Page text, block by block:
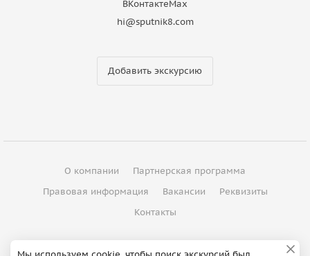
ВКонтактеMax
hi@sputnik8.com
Добавить экскурсию
О компании
Партнерская программа
Правовая информация
Вакансии
Реквизиты
Контакты
© 2012 - 2026 ООО "Спутник"